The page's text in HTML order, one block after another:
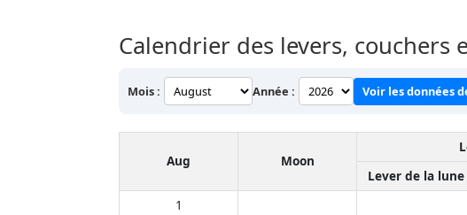
Calendrier des levers, couchers
Mois : Année : Voir les données
Aug Moon
Lever de la lune
1